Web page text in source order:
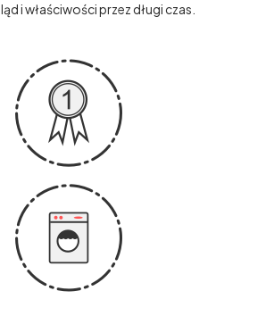
i właściwości przez długi czas.